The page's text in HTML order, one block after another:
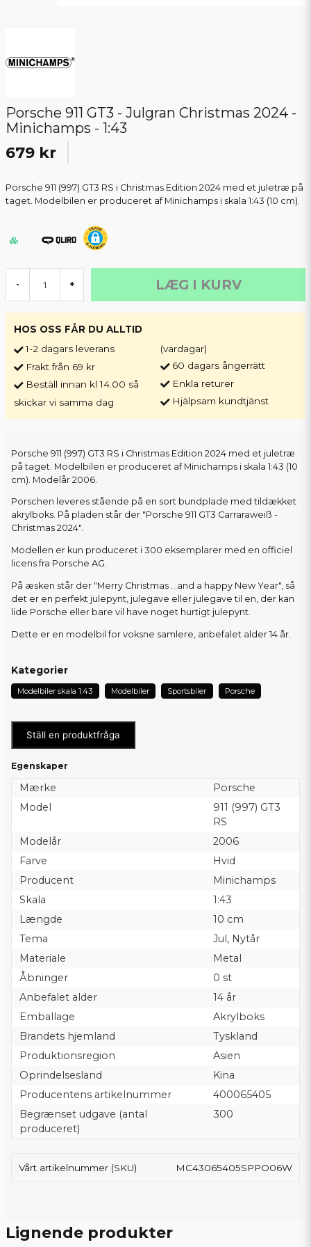
Porsche 911 GT3 - Julgran Christmas 2024 -
Minichamps - 1:43
679 kr
Porsche 911 (997) GT3 RS i Christmas Edition 2024 med et juletræ på
taget. Modelbilen er produceret af Minichamps i skala 1:43 (10 cm).
- + LÆG I KURV
HOS OSS FÅR DU ALLTID
1-2 dagars leverans
Frakt från 69 kr
Beställ innan kl 14.00 så
skickar vi samma dag
(vardagar)
60 dagars ångerrätt
Enkla returer
Hjälpsam kundtjänst
Porsche 911 (997) GT3 RS i Christmas Edition 2024 med et juletræ
på taget. Modelbilen er produceret af Minichamps i skala 1:43 (10
cm). Modelår 2006.
Porschen leveres stående på en sort bundplade med tildækket
akrylboks. På pladen står der "Porsche 911 GT3 Carraraweiß -
Christmas 2024".
Modellen er kun produceret i 300 eksemplarer med en officiel
licens fra Porsche AG.
På æsken står der "Merry Christmas ...and a happy New Year", så
det er en perfekt julepynt, julegave eller julegave til en, der kan
lide Porsche eller bare vil have noget hurtigt julepynt.
Dette er en modelbil for voksne samlere, anbefalet alder 14 år.
Kategorier
Modelbiler skala 1:43 Modelbiler Sportsbiler Porsche
Ställ en produktfråga
Egenskaper
Mærke
Porsche
Model
911 (997) GT3
RS
Modelår
2006
Farve
Hvid
Producent
Minichamps
Skala
1:43
Længde
10 cm
Tema
Jul, Nytår
Materiale
Metal
Åbninger
0 st
Anbefalet alder
14 år
Emballage
Akrylboks
Brandets hjemland
Tyskland
Produktionsregion
Asien
Oprindelsesland
Kina
Producentens artikelnummer
400065405
Begrænset udgave (antal
produceret)
300
Vårt artikelnummer (SKU) MC43065405SPPO06W
Lignende produkter